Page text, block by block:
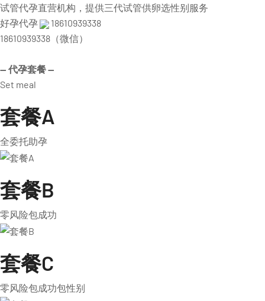
试管代孕直营机构，提供三代试管供卵选性别服务
好孕代孕
18610939338
18610939338（微信）
— 代孕套餐 —
Set meal
套餐A
全委托助孕
套餐B
零风险包成功
套餐C
零风险包成功包性别